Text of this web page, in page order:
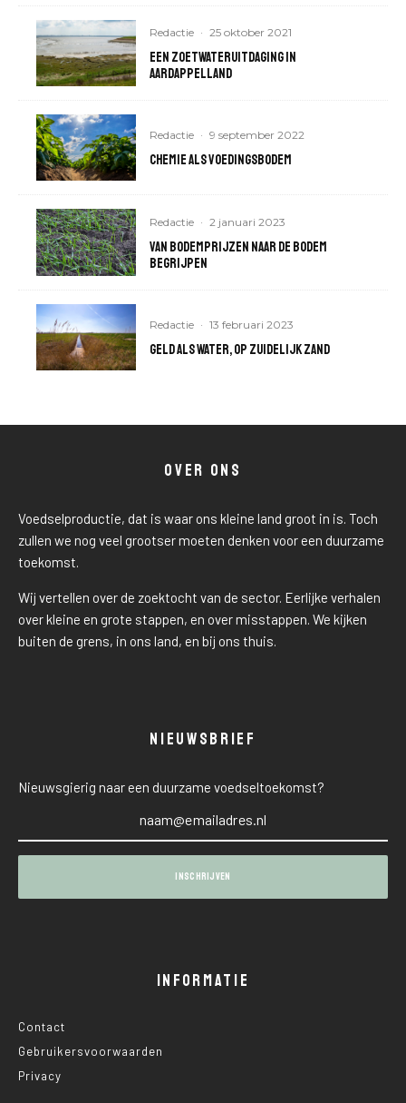
Redactie · 25 oktober 2021
Een zoetwateruitdaging in
aardappelland
Redactie · 9 september 2022
Chemie als voedingsbodem
Redactie · 2 januari 2023
Van bodemprijzen naar de bodem
begrijpen
Redactie · 13 februari 2023
Geld als water, op zuidelijk zand
OVER ONS
Voedselproductie, dat is waar ons kleine land groot in is. Toch
zullen we nog veel grootser moeten denken voor een duurzame
toekomst.
Wij vertellen over de zoektocht van de sector. Eerlijke verhalen
over kleine en grote stappen, en over misstappen. We kijken
buiten de grens, in ons land, en bij ons thuis.
NIEUWSBRIEF
Nieuwsgierig naar een duurzame voedseltoekomst?
INFORMATIE
Contact
Gebruikersvoorwaarden
Privacy